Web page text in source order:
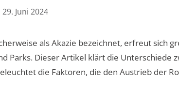
29. Juni 2024
als Akazie bezeichnet, erfreut sich
Parks. Dieser Artikel klärt die Unterschiede
die Faktoren, die den Austrieb der